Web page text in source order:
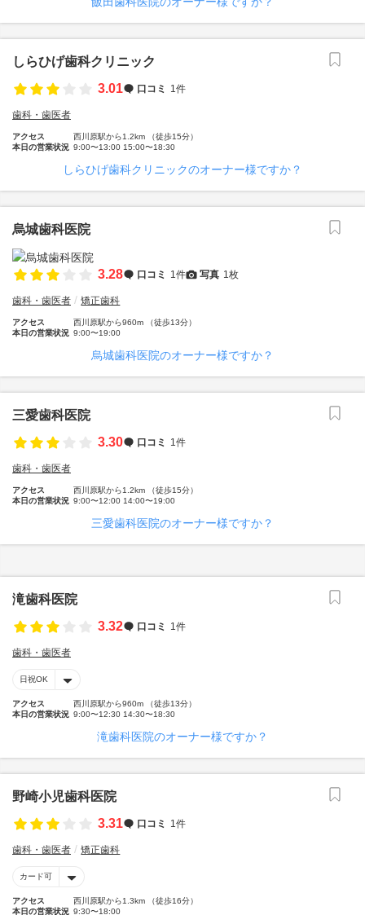
しらひげ歯科クリニック
3.01
口コミ 1件
歯科・歯医者
アクセス
西川原駅から1.2km （徒歩15分）
本日の営業状況 9:00〜13:00 15:00〜18:30
しらひげ歯科クリニックのオーナー様ですか？
烏城歯科医院
3.28 口コミ 1件 写真 1枚
歯科・歯医者 矯正歯科
アクセス
西川原駅から960m （徒歩13分）
本日の営業状況 9:00〜19:00
烏城歯科医院のオーナー様ですか？
三愛歯科医院
3.30
口コミ 1件
歯科・歯医者
アクセス
西川原駅から1.2km （徒歩15分）
本日の営業状況 9:00〜12:00 14:00〜19:00
三愛歯科医院のオーナー様ですか？
滝歯科医院
3.32
口コミ 1件
歯科・歯医者
日祝OK
アクセス
西川原駅から960m （徒歩13分）
本日の営業状況 9:00〜12:30 14:30〜18:30
滝歯科医院のオーナー様ですか？
野崎小児歯科医院
3.31
口コミ 1件
歯科・歯医者 矯正歯科
カード可
アクセス
西川原駅から1.3km （徒歩16分）
本日の営業状況 9:30〜18:00